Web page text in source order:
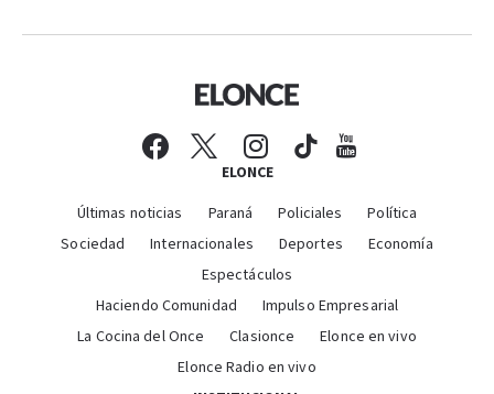
ELONCE
Últimas noticias Paraná Policiales
Política
Sociedad
Internacionales Deportes
Economía
Espectáculos
Haciendo Comunidad
Impulso Empresarial
La Cocina del Once
Clasionce
Elonce en vivo
Elonce Radio en vivo